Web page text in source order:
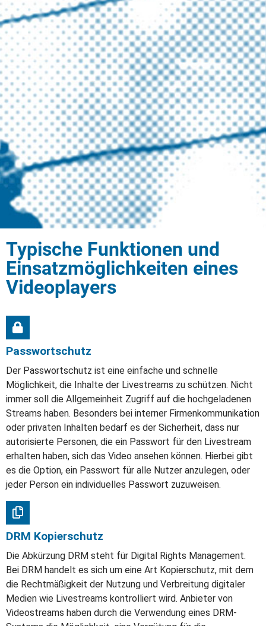
Typische Funktionen und
Einsatzmöglichkeiten eines
Videoplayers
Passwortschutz
Der Passwortschutz ist eine einfache und schnelle
Möglichkeit, die Inhalte der Livestreams zu schützen. Nicht
immer soll die Allgemeinheit Zugriff auf die hochgeladenen
Streams haben. Besonders bei interner Firmenkommunikation
oder privaten Inhalten bedarf es der Sicherheit, dass nur
autorisierte Personen, die ein Passwort für den Livestream
erhalten haben, sich das Video ansehen können. Hierbei gibt
es die Option, ein Passwort für alle Nutzer anzulegen, oder
jeder Person ein individuelles Passwort zuzuweisen.
DRM Kopierschutz
Die Abkürzung DRM steht für Digital Rights Management.
Bei DRM handelt es sich um eine Art Kopierschutz, mit dem
die Rechtmäßigkeit der Nutzung und Verbreitung digitaler
Medien wie Livestreams kontrolliert wird. Anbieter von
Videostreams haben durch die Verwendung eines DRM-